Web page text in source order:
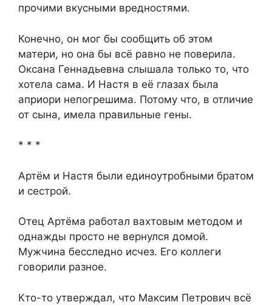
прочими вкусными вредностями.
Конечно, он мог бы сообщить об этом
матери, но она бы всё равно не поверила.
Оксана Геннадьевна слышала только то, что
хотела сама. И Настя в её глазах была
априори непогрешима. Потому что, в отличие
от сына, имела правильные гены.
* * *
Артём и Настя были единоутробными братом
и сестрой.
Отец Артёма работал вахтовым методом и
однажды просто не вернулся домой.
Мужчина бесследно исчез. Его коллеги
говорили разное.
Кто-то утверждал, что Максим Петрович всё